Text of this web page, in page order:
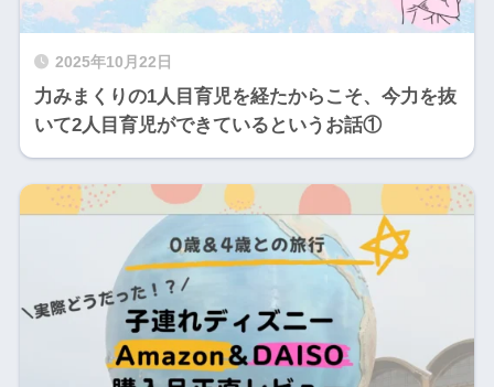
2025年10月22日
力みまくりの1人目育児を経たからこそ、今力を抜
いて2人目育児ができているというお話①